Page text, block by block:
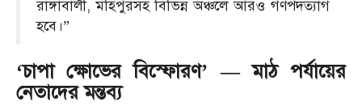
রাঙ্গাবালী, মহিপুরসহ বিভিন্ন অঞ্চলে আরও গণপদত্যাগ
হবে।”
‘চাপা ক্ষোভের বিস্ফোরণ’ — মাঠ পর্যায়ের
নেতাদের মন্তব্য